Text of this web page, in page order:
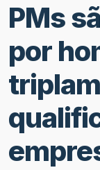
PMs
por